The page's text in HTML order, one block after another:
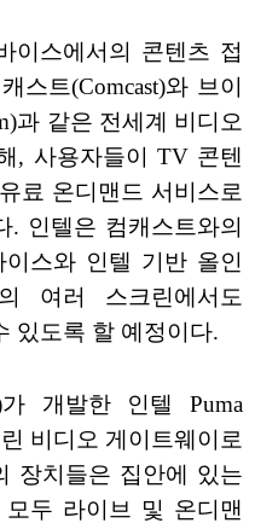
이스에서의 콘텐츠 접
스트(Comcast)와 브이
과 같은 전세계 비디오
, 사용자들이 TV 콘텐
료 온디맨드 서비스로
. 인텔은 컴캐스트와의
스와 인텔 기반 올인
여러 스크린에서도
있도록 할 예정이다.
개발한 인텔 Puma
비디오 게이트웨이로
장치들은 집안에 있는
두 라이브 및 온디맨